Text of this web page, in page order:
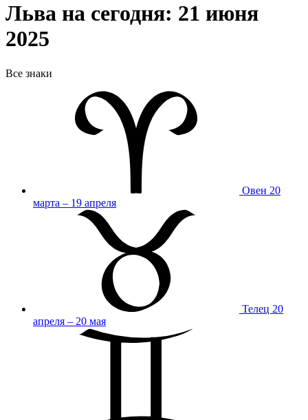
Льва на сегодня: 21 июня
2025
Все знаки
Овен 20
марта – 19 апреля
Телец 20
апреля – 20 мая